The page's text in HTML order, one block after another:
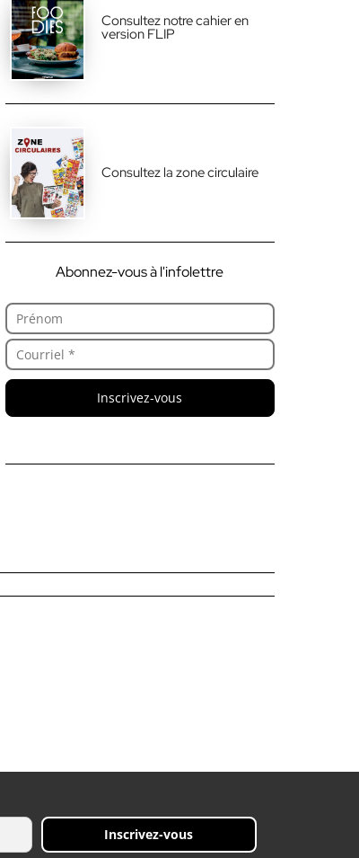
Consultez notre cahier en
version FLIP
Consultez la zone circulaire
Abonnez-vous à l'infolettre
Inscrivez-vous
Inscrivez-vous